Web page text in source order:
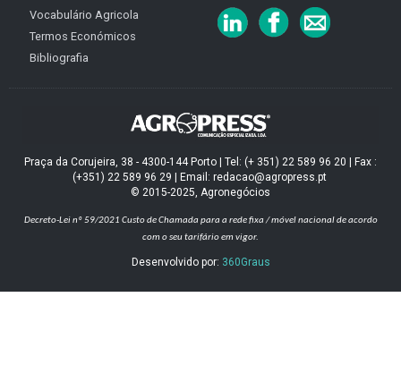
Vocabulário Agricola
Termos Económicos
Bibliografia
Praça da Corujeira, 38 - 4300-144 Porto | Tel: (+ 351) 22 589 96 20 | Fax :
(+351) 22 589 96 29 | Email: redacao@agropress.pt
© 2015-2025, Agronegócios
Decreto-Lei nº 59/2021 Custo de Chamada para a rede fixa / móvel nacional de acordo
com o seu tarifário em vigor.
Desenvolvido por: 360Graus